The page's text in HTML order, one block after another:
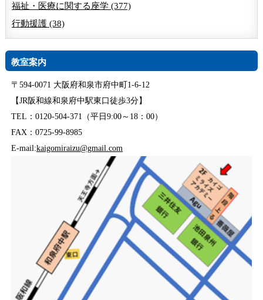
福祉・医療に関する座学 (377)
行動援護 (38)
教室案内
〒594-0071 大阪府和泉市府中町1-6-12
【JR阪和線和泉府中駅東口徒歩3分】
TEL：0120-504-371（平日9:00～18：00）
FAX：0725-99-8985
E-mail:kaigomiraizu@gmail.com